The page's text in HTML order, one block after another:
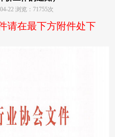
22 浏览：71755次
请在最下方附件处下